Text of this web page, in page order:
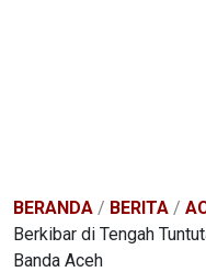
BERANDA / BERITA /
Berkibar di Tengah
Banda Aceh